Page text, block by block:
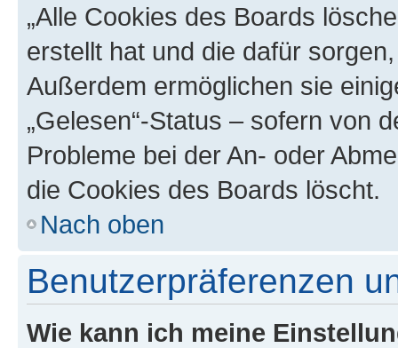
„Alle Cookies des Boards
erstellt hat und die dafür
Außerdem ermöglichen sie
„Gelesen“-Status – sofern von
Probleme bei der An- oder
die Cookies des Boards löscht.
Nach oben
Benutzerpräferenzen
Wie kann ich meine